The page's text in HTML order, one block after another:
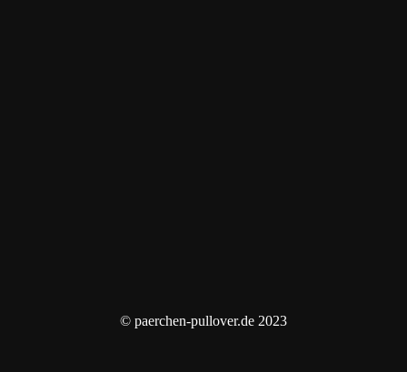
© paerchen-pullover.de 2023